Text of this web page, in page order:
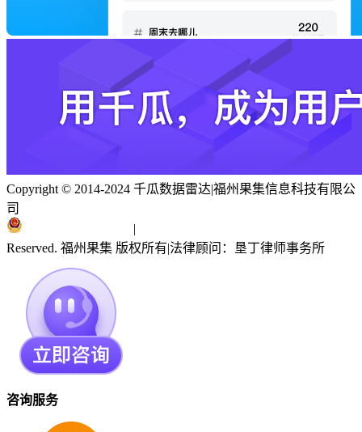
Copyright © 2014-2024 千瓜数据雷达|福州果集信息科技有限公
司
|
Reserved. 福州果集 版权所有|法律顾问：垦丁律师事务所
咨询服务